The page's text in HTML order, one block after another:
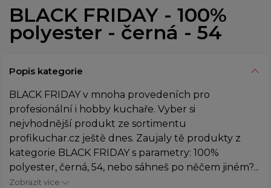
BLACK FRIDAY - 100%
polyester - černá - 54
Popis kategorie
BLACK FRIDAY v mnoha provedeních pro
profesionální i hobby kuchaře. Vyber si
nejvhodnější produkt ze sortimentu
profikuchar.cz ještě dnes. Zaujaly tě produkty z
kategorie BLACK FRIDAY s parametry: 100%
polyester, černá, 54, nebo sáhneš po něčem jiném?...
Zobrazit více